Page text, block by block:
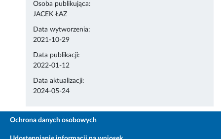
Osoba publikująca:
JACEK ŁAZ
Data wytworzenia:
2021-10-29
Data publikacji:
2022-01-12
Data aktualizacji:
2024-05-24
Ochrona danych osobowych